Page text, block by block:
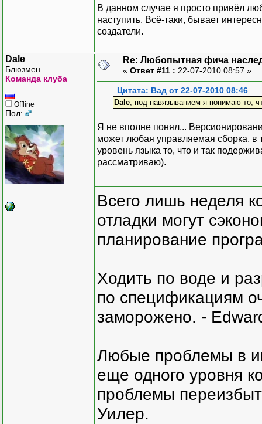
В данном случае я просто привёл
наступить. Всё-таки, бывает
создатели.
Dale
Блюзмен
Команда клуба
Offline
Пол:
Re: Любопытная фича
« Ответ #11 : 22-07-2010 08:57 »
Цитата: Вад от 22-07-2010 08:46
Dale, под навязыванием я понимаю то,
Я не вполне понял...
может любая управляемая сборка, в
уровень языка то, что и так
рассматриваю).
Всего лишь неделя
отладки могут
планирование
Ходить по воде и
по спецификациям
заморожено. -
Любые проблемы в
еще одного уровня
проблемы
Уилер.